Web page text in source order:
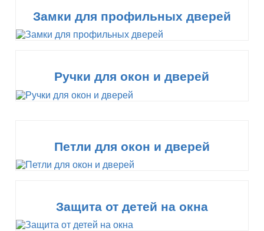
Замки для профильных дверей
Ручки для окон и дверей
Петли для окон и дверей
Защита от детей на окна